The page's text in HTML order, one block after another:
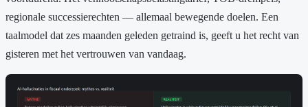
regionale successierechten — allemaal bewegende doelen. Een
taalmodel dat zes maanden geleden getraind is, geeft u het recht van
gisteren met het vertrouwen van vandaag.